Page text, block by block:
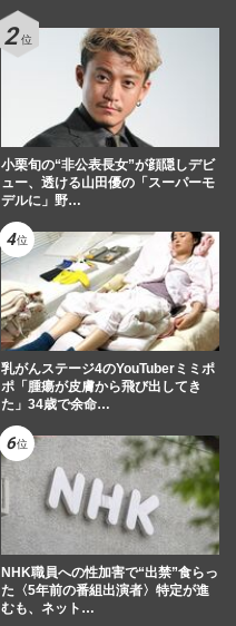
小栗旬の“非公表長女”が顔隠しデビ
ュー、透ける山田優の「スーパーモ
デルに」野…
乳がんステージ4のYouTuberミミポ
ポ「腫瘍が皮膚から飛び出してき
た」34歳で余命…
NHK職員への性加害で“出禁”食らっ
た〈5年前の番組出演者〉特定が進
むも、ネット…